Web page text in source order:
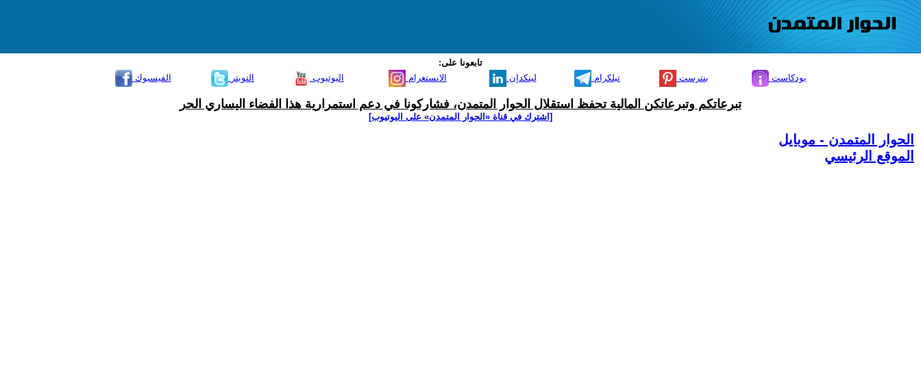
تابعونا على:
الفيسبوك
التويتر اليوتيوب الانستغرام لينكدإن تيلكرام بنترست بودكاست
تبرعاتكم وتبرعاتكن المالية تحفظ استقلال الحوار المتمدن، فشاركونا في دعم استمرارية هذا الفضاء اليساري الحر
[اشترك في قناة ‫«الحوار المتمدن» على اليوتيوب]
الحوار المتمدن - موبايل
الموقع الرئيسي